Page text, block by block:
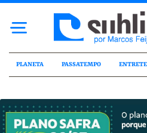
PLANETA PASSATEMPO